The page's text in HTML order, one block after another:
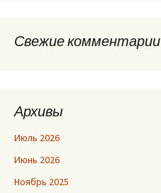
Свежие комментарии
Архивы
Июль 2026
Июнь 2026
Ноябрь 2025